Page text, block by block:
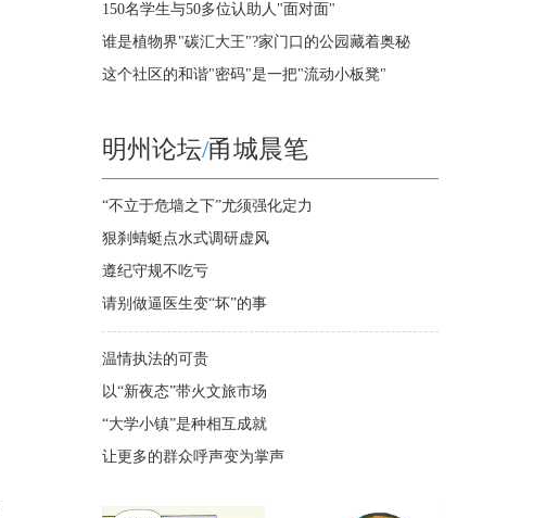
150名学生与50多位认助人"面对面"
谁是植物界"碳汇大王"?家门口的公园藏着奥秘
这个社区的和谐"密码"是一把"流动小板凳"
明州论坛/甬城晨笔
“不立于危墙之下”尤须强化定力
狠刹蜻蜓点水式调研虚风
遵纪守规不吃亏
请别做逼医生变“坏”的事
温情执法的可贵
以“新夜态”带火文旅市场
“大学小镇”是种相互成就
让更多的群众呼声变为掌声